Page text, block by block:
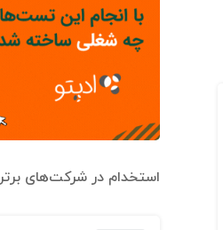
استخدام در شرکت‌های برتر